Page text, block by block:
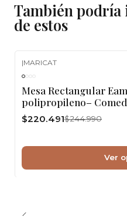
También
de estos
|MARICAT
Mesa Rectangular
polipropileno–
$220.491$244.990
Ver